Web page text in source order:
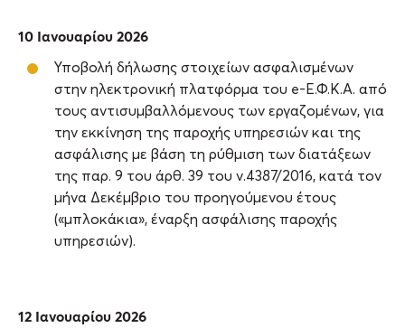
10 Ιανουαρίου 2026
Υποβολή δήλωσης στοιχείων ασφαλισμένων
στην ηλεκτρονική πλατφόρμα του e-Ε.Φ.Κ.Α. από
τους αντισυμβαλλόμενους των εργαζομένων, για
την εκκίνηση της παροχής υπηρεσιών και της
ασφάλισης με βάση τη ρύθμιση των διατάξεων
της παρ. 9 του άρθ. 39 του ν.4387/2016, κατά τον
μήνα Δεκέμβριο του προηγούμενου έτους
(«μπλοκάκια», έναρξη ασφάλισης παροχής
υπηρεσιών).
12 Ιανουαρίου 2026